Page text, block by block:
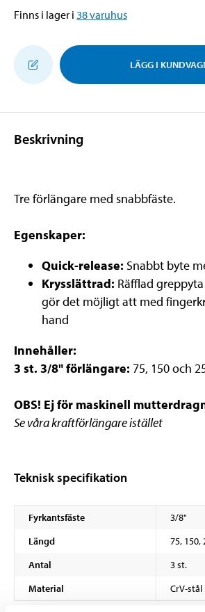
Finns i lager i 38varuhus
LÄGG I
Beskrivning
Tre förlängare med snabbfäste.
Egenskaper:
Quick-release: Snabbt byte
Krysslättrad: Räfflad
gör det möjligt att med
hand
Innehåller:
3 st. 3/8" förlängare: 75, 150 och
OBS! Ej för maskinell
Se våra kraftförlängare istället
Teknisk specifikation
Fyrkantsfäste
3/8"
Längd
75, 150,
Antal
3 st.
Material
CrV-stål